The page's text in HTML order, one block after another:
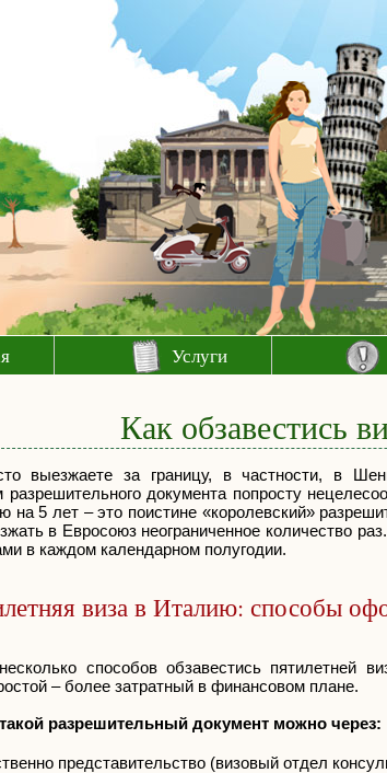
Услуги
Как обзавестись
выезжаете за границу, в частности, в
документа попросту
на 5 лет – это поистине «королевский»
в Евросоюз неограниченное количество
в каждом календарном полугодии.
виза в Италию: способы
способов обзавестись
– более затратный в финансовом плане.
разрешительный документ можно через:
представительство (визовый отдел